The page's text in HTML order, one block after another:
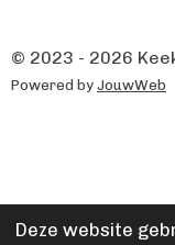
Deze website
© 2023 - 2026
Powered byJouwWeb